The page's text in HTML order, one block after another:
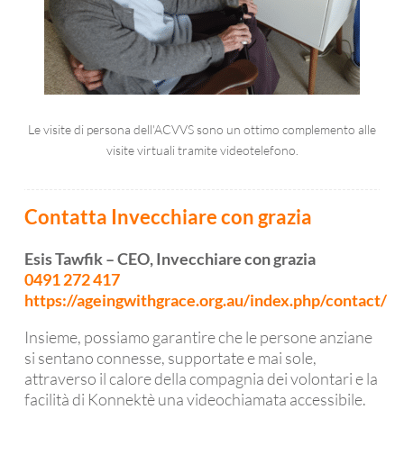
Le visite di persona dell'ACVVS sono un ottimo complemento alle
visite virtuali tramite videotelefono.
Contatta Invecchiare con grazia
Esis Tawfik – CEO, Invecchiare con grazia
0491 272 417
https://ageingwithgrace.org.au/index.php/contact/
Insieme, possiamo garantire che le persone anziane
si sentano connesse, supportate e mai sole,
attraverso il calore della compagnia dei volontari e la
facilità di Konnektè una videochiamata accessibile.